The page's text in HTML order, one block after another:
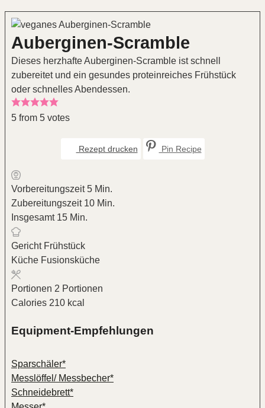
Auberginen-Scramble
Dieses herzhafte Auberginen-Scramble ist schnell
zubereitet und ein gesundes proteinreiches Frühstück
oder schnelles Abendessen.
5 from 5 votes
Rezept drucken Pin Recipe
Vorbereitungszeit5Minuten
Min.
Zubereitungszeit 10Minuten
Min.
Insgesamt 15Minuten
Min.
Gericht Frühstück
Küche Fusionsküche
Portionen 2 Portionen
Calories 210 kcal
Equipment-Empfehlungen
Sparschäler*
Messlöffel/ Messbecher*
Schneidebrett*